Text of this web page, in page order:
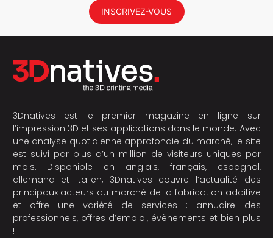
INSCRIVEZ-VOUS
3Dnatives est le premier magazine en ligne sur
l’impression 3D et ses applications dans le monde. Avec
une analyse quotidienne approfondie du marché, le site
est suivi par plus d’un million de visiteurs uniques par
mois. Disponible en anglais, français, espagnol,
allemand et italien, 3Dnatives couvre l’actualité des
principaux acteurs du marché de la fabrication additive
et offre une variété de services : annuaire des
professionnels, offres d’emploi, évènements et bien plus
!